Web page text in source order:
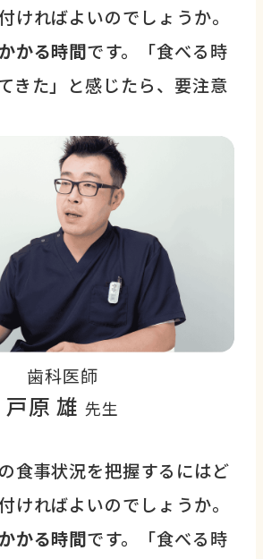
歯科医師
戸原 雄 先生
ければよいのでしょうか。
かる時間です。「食べる時
きた」と感じたら、要注意
食事状況を把握するにはど
ければよいのでしょうか。
かる時間です。「食べる時